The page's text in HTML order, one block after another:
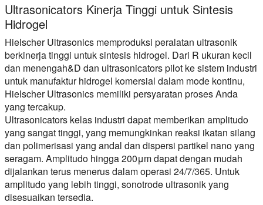
Ultrasonicators Kinerja Tinggi untuk Sintesis
Hidrogel
Hielscher Ultrasonics memproduksi peralatan ultrasonik
berkinerja tinggi untuk sintesis hidrogel. Dari R ukuran kecil
dan menengah&D dan ultrasonicators pilot ke sistem industri
untuk manufaktur hidrogel komersial dalam mode kontinu,
Hielscher Ultrasonics memiliki persyaratan proses Anda
yang tercakup.
Ultrasonicators kelas industri dapat memberikan amplitudo
yang sangat tinggi, yang memungkinkan reaksi ikatan silang
dan polimerisasi yang andal dan dispersi partikel nano yang
seragam. Amplitudo hingga 200μm dapat dengan mudah
dijalankan terus menerus dalam operasi 24/7/365. Untuk
amplitudo yang lebih tinggi, sonotrode ultrasonik yang
disesuaikan tersedia.